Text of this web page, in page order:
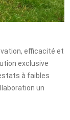
efficacité et
exclusive
à faibles
un